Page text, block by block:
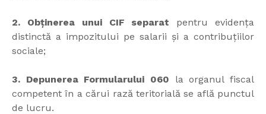
2. Obținerea unui CIF separat pentru evidența
distinctă a impozitului pe salarii și a contribuțiilor
sociale;
3. Depunerea Formularului 060 la organul fiscal
competent în a cărui rază teritorială se află punctul
de lucru.